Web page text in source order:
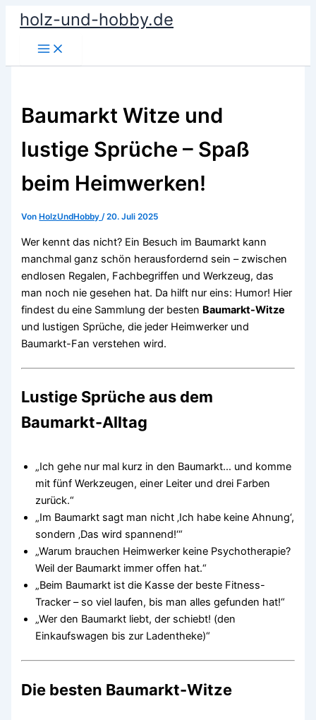
Zum
Inhalt
springen
holz-und-hobby.de
Baumarkt Witze und
lustige Sprüche – Spaß
beim Heimwerken!
Von HolzUndHobby/20. Juli 2025
Wer kennt das nicht? Ein Besuch im Baumarkt kann
manchmal ganz schön herausfordernd sein – zwischen
endlosen Regalen, Fachbegriffen und Werkzeug, das
man noch nie gesehen hat. Da hilft nur eins: Humor! Hier
findest du eine Sammlung der besten Baumarkt-Witze
und lustigen Sprüche, die jeder Heimwerker und
Baumarkt-Fan verstehen wird.
Lustige Sprüche aus dem
Baumarkt-Alltag
„Ich gehe nur mal kurz in den Baumarkt… und komme
mit fünf Werkzeugen, einer Leiter und drei Farben
zurück.“
„Im Baumarkt sagt man nicht ‚Ich habe keine Ahnung‘,
sondern ‚Das wird spannend!‘“
„Warum brauchen Heimwerker keine Psychotherapie?
Weil der Baumarkt immer offen hat.“
„Beim Baumarkt ist die Kasse der beste Fitness-
Tracker – so viel laufen, bis man alles gefunden hat!“
„Wer den Baumarkt liebt, der schiebt! (den
Einkaufswagen bis zur Ladentheke)“
Die besten Baumarkt-Witze